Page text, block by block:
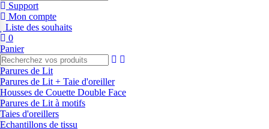
Support
Mon compte
Liste des souhaits
0
Panier
Parures de Lit
Parures de Lit + Taie d'oreiller
Housses de Couette Double Face
Parures de Lit à motifs
Taies d'oreillers
Echantillons de tissu